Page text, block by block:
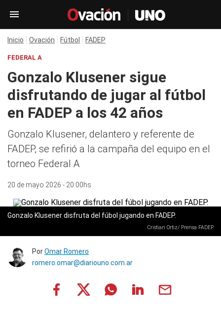
Inicio Ovación Fútbol FADEP
FEDERAL A
Gonzalo Klusener sigue
disfrutando de jugar al fútbol
en FADEP a los 42 años
Gonzalo Klusener, delantero y referente de
FADEP, se refirió a la campaña del equipo en el
torneo Federal A
20 de mayo 2026 - 20:00hs
Gonzalo Klusener disfruta del fúbol jugando en FADEP.
Cristian Ortiz/ Prensa FADEP
PorOmar Romero
romero.omar@diariouno.com.ar